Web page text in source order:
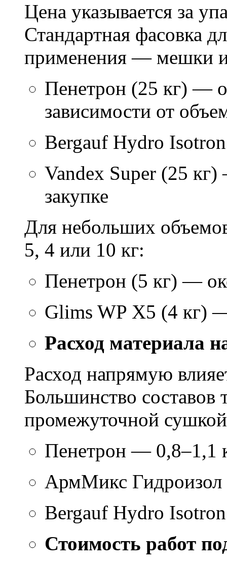
Цена указывается за
Стандартная фасовка
применения — мешки
Пенетрон (25 кг) —
зависимости от
Bergauf Hydro
Vandex Super (25
закупке
Для небольших
5, 4 или 10 кг:
Пенетрон (5 кг) —
Glims WP X5 (4 кг)
Расход материала
Расход напрямую
Большинство составов
промежуточной
Пенетрон — 0,8–1,1
АрмМикс
Bergauf Hydro
Стоимость работ